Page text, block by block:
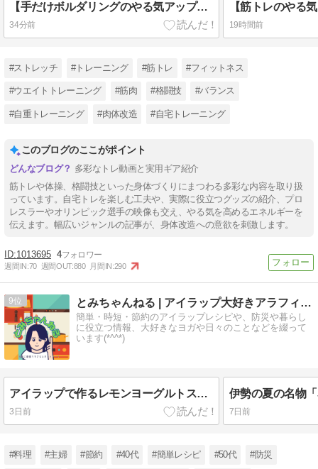
【手だけボルダリングのやる気アップ！】手だけ机ボルダリング
34分前 19時間前
#ストレッチ #トレーニング #筋トレ #フィットネス
#ウエイトトレーニング #筋肉 #格闘技 #バランス
#自重トレーニング #肉体改造 #自宅トレーニング
このブログのここがポイント
多彩なトレ動画と実用ギア紹介
筋トレや体操、格闘技といった身体づくりにまつわる多彩な内容を取り扱
っています。自宅トレを楽しむ工夫や、実際に役立つグッズの紹介、プロ
レスラーやオリンピック選手の映像も交え、やる気を高めるエネルギーを
伝えます。幅広いジャンルの記事が、身体改造への意欲を刺激します。
1013695 4
週間IN:70 週間OUT:880 月間IN:290
9 とみちゃんねる | アイラップ大好きアラフィフ主婦
簡単・時短・節約のアイラップレシピや、防災や暮らし
に役立つ情報、大好きなヨガや日々のことなどを綴って
います(*^^*)
アイラップで作るレモンヨーグルトスイーツ｜食べられるひまわりがかわいい簡単レシピ（64）
3日前 7日前
#料理 #主婦 #節約 #40代 #簡単レシピ #50代 #防災